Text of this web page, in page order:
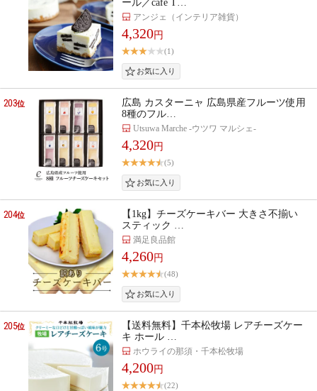
ール／cafe T…
アンジェ（インテリア雑貨）
4,320円
(1)
203位
広島 カスターニャ 広島県産フルーツ使用
8種のフル…
Utsuwa Marche -ウツワ マルシェ-
4,320円
(5)
204位
【1kg】チーズケーキバー 大きさ不揃い
スティック …
満足良品館
4,260円
(48)
205位
【送料無料】千本松牧場 レアチーズケー
キ ホール …
ホウライの那須・千本松牧場
4,200円
(22)